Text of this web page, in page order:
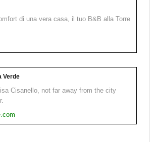
di una vera casa, il tuo B&B alla Torre
Verde
Cisanello, not far away from the city